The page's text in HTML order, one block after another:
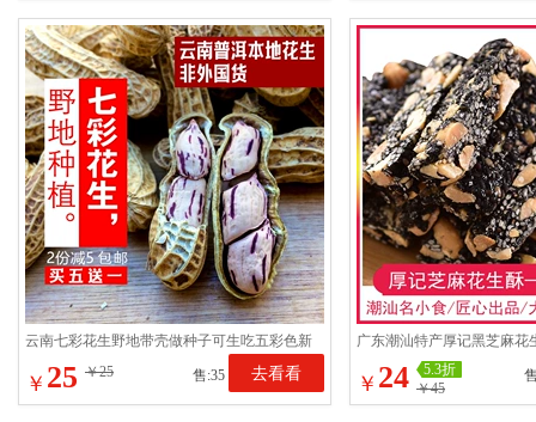
云南七彩花生野地带壳做种子可生吃五彩色新
货一斤非红皮非外国货
￥ 25 ￥25 售:35 去看看
广东潮汕特产厚记黑芝麻花
妇零食麻糖包邮
￥ 24
5.3折
￥45